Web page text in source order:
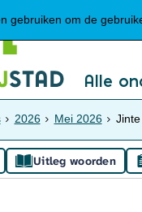
gebruiken om de
Alle
2026 Mei 2026
Uitleg woorden